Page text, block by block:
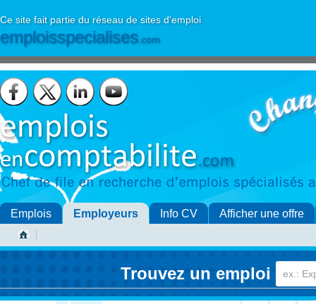
Ce site fait partie du réseau de sites d'emploi
emploisspecialises.com
Emplois Employeurs Info CV Afficher une offre
Trouvez un emploi